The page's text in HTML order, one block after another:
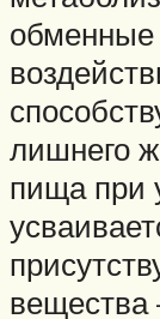
лишнего
пища при
вещества